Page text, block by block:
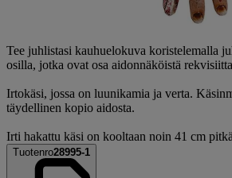
Tee juhlistasi kauhuelokuva koristelemalla
osilla, jotka ovat osa aidonnäköistä
Irtokäsi, jossa on luunikamia ja verta.
täydellinen kopio aidosta.
Irti hakattu käsi on kooltaan noin 41 cm
Tuotenro28995-1